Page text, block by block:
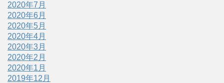
2020年7月
2020年6月
2020年5月
2020年4月
2020年3月
2020年2月
2020年1月
2019年12月